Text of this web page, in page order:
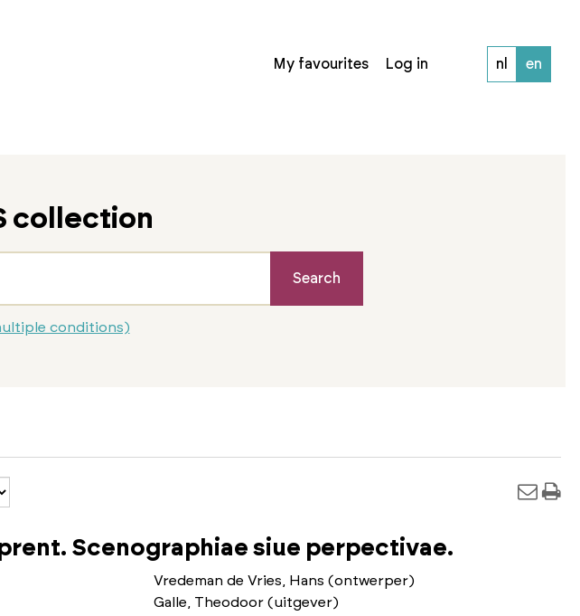
nl en
My favourites Log in
collection
Search
conditions)
Scenographiae siue perpectivae.
Vredeman de Vries, Hans (ontwerper)
Galle, Theodoor (uitgever)